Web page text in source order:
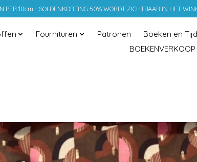
PER 10cm - SOLDENKORTING 50% WORDT ZICHTBAAR IN HET
Fournituren Patronen Boeken en
BOEKENVERKOOP
Items